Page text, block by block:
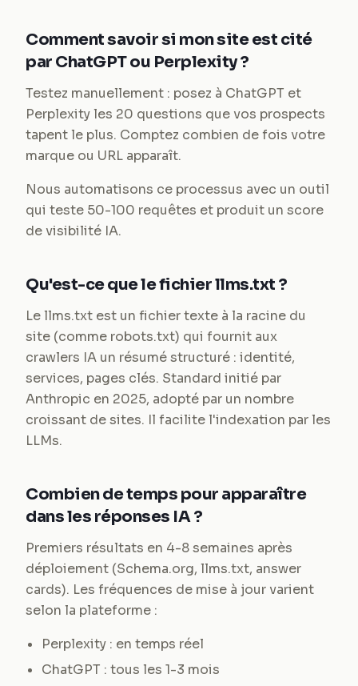
Comment savoir si mon site est cité
par ChatGPT ou Perplexity ?
Testez manuellement : posez à ChatGPT et
Perplexity les 20 questions que vos prospects
tapent le plus. Comptez combien de fois votre
marque ou URL apparaît.
Nous automatisons ce processus avec un outil
qui teste 50-100 requêtes et produit un score
de visibilité IA.
Qu'est-ce que le fichier llms.txt ?
Le llms.txt est un fichier texte à la racine du
site (comme robots.txt) qui fournit aux
crawlers IA un résumé structuré : identité,
services, pages clés. Standard initié par
Anthropic en 2025, adopté par un nombre
croissant de sites. Il facilite l'indexation par les
LLMs.
Combien de temps pour apparaître
dans les réponses IA ?
Premiers résultats en 4-8 semaines après
déploiement (Schema.org, llms.txt, answer
cards). Les fréquences de mise à jour varient
selon la plateforme :
Perplexity : en temps réel
ChatGPT : tous les 1-3 mois